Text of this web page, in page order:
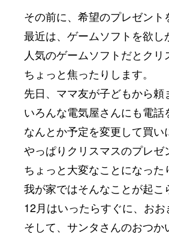
その前に、希望のプレゼント
最近は、ゲームソフトを欲し
人気のゲームソフトだとクリ
ちょっと焦ったりします。
先日、ママ友が子どもから頼
いろんな電気屋さんにも電話
なんとか予定を変更して買い
やっぱりクリスマスのプレゼ
ちょっと大変なことになった
我が家ではそんなことが起こ
12月はいったらすぐに、お
そして、サンタさんのおつか